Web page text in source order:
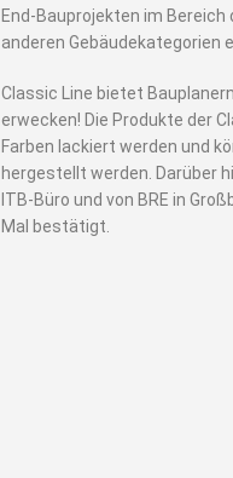
End-Bauprojekten im
anderen Gebäudekategorien
Classic Line bietet
erwecken! Die Produkte der
Farben lackiert werden und
hergestellt werden. Darüber
ITB-Büro und von BRE in
Mal bestätigt.